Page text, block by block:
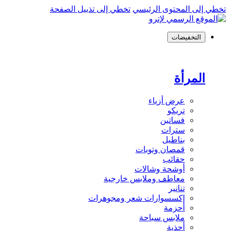
تخطي إلى المحتوى الرئيسي تخطي إلى تذييل الصفحة
التخفيضات
المرأة
عرض أزياء
تريكو
فساتين
سترات
بناطيل
قمصان وتوبات
حقائب
أوشحة وشالات
معاطف وملابس خارجية
تنانير
إكسسوارات شعر ومجوهرات
أحزمة
ملابس سباحة
أحذية